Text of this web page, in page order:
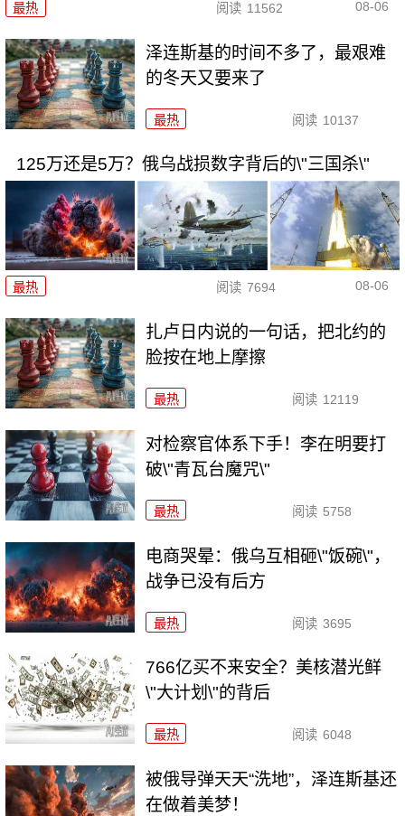
最热 阅读 11562 08-06
泽连斯基的时间不多了，最艰难
的冬天又要来了
最热 阅读 10137
125万还是5万？俄乌战损数字背后的\"三国杀\"
最热 阅读 7694 08-06
扎卢日内说的一句话，把北约的
脸按在地上摩擦
最热 阅读 12119
对检察官体系下手！李在明要打
破\"青瓦台魔咒\"
最热 阅读 5758
电商哭晕：俄乌互相砸\"饭碗\"，
战争已没有后方
最热 阅读 3695
766亿买不来安全？美核潜光鲜
\"大计划\"的背后
最热 阅读 6048
被俄导弹天天“洗地”，泽连斯基还
在做着美梦！